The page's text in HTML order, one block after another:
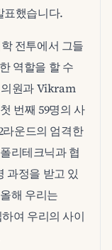
표했습니다.
전투에서 그들
역할을 할 수
원과 Vikram
번째 59명의 사
라운드의 엄격한
리테크닉과 협
과정을 받고 있
해 우리는
여 우리의 사이